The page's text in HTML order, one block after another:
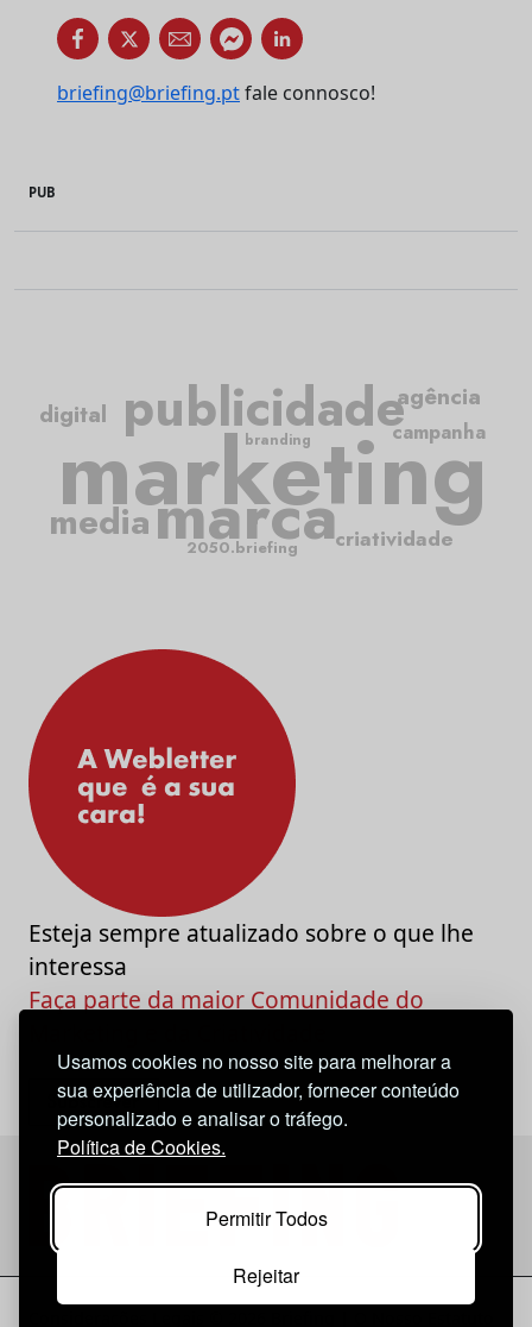
Usamos cookies no nosso site para melhorar a
sua experiência de utilizador, fornecer conteúdo
personalizado e analisar o tráfego.
Política de Cookies.
Permitir Todos
Rejeitar
briefing@briefing.ptfale connosco!
PUB
marketing
publicidade
marcacriatividade
campanha
media
agência
digital
2050.briefing
branding
Esteja sempre atualizado sobre o que lhe
interessa
Faça parte da maior Comunidade do